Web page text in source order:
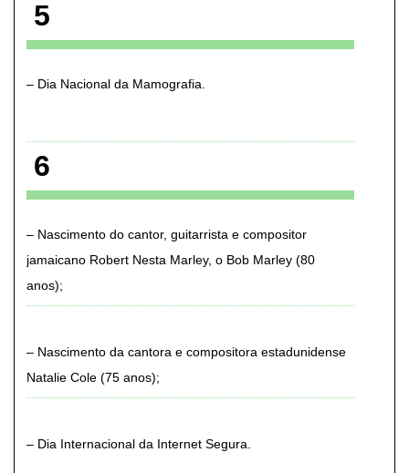
5
Dia Nacional da Mamografia
6
Nascimento do cantor, guitarrista e compositor
jamaicano Robert Nesta Marley, o Bob Marley (80
anos)
Nascimento da cantora e compositora estadunidense
Natalie Cole (75 anos)
Dia Internacional da Internet Segura